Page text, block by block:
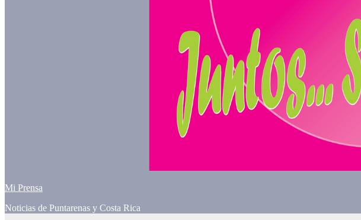
Mi Prensa
Noticias de Puntarenas y Costa Rica